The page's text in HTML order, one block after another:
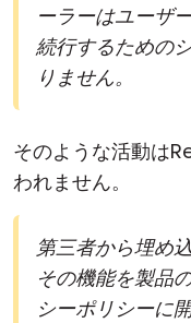
ーラーはユーザ
続行するための
りません。
そのような活動は
われません。
第三者から埋め
その機能を製品
シーポリシーに